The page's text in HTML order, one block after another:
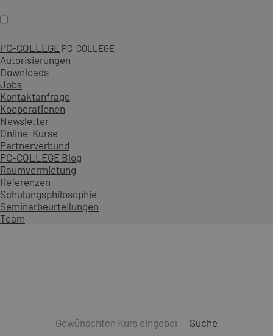
PC-COLLEGE PC-COLLEGE
Autorisierungen
Downloads
Jobs
Kontaktanfrage
Kooperationen
Newsletter
Online-Kurse
Partnerverbund
PC-COLLEGE Blog
Raumvermietung
Referenzen
Schulungsphilosophie
Seminarbeurteilungen
Team
Suche